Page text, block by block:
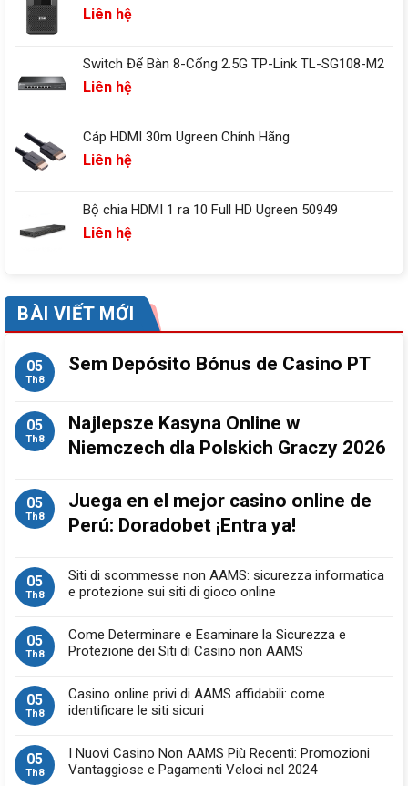
Liên hệ
Switch Để Bàn 8-Cổng 2.5G TP-Link TL-SG108-M2
Liên hệ
Cáp HDMI 30m Ugreen Chính Hãng
Liên hệ
Bộ chia HDMI 1 ra 10 Full HD Ugreen 50949
Liên hệ
BÀI VIẾT MỚI
05
Th8
Sem Depósito Bónus de Casino PT
05
Th8
Najlepsze Kasyna Online w
Niemczech dla Polskich Graczy 2026
05
Th8
Juega en el mejor casino online de
Perú: Doradobet ¡Entra ya!
05
Th8
Siti di scommesse non AAMS: sicurezza informatica
e protezione sui siti di gioco online
05
Th8
Come Determinare e Esaminare la Sicurezza e
Protezione dei Siti di Casino non AAMS
05
Th8
Casino online privi di AAMS affidabili: come
identificare le siti sicuri
05
Th8
I Nuovi Casino Non AAMS Più Recenti: Promozioni
Vantaggiose e Pagamenti Veloci nel 2024